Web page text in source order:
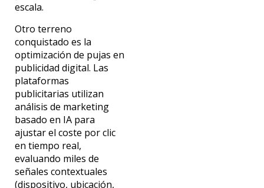
escala.
Otro terreno
conquistado es la
optimización de pujas en
publicidad digital. Las
plataformas
publicitarias utilizan
análisis de marketing
basado en IA para
ajustar el coste por clic
en tiempo real,
evaluando miles de
señales contextuales
(dispositivo, ubicación,